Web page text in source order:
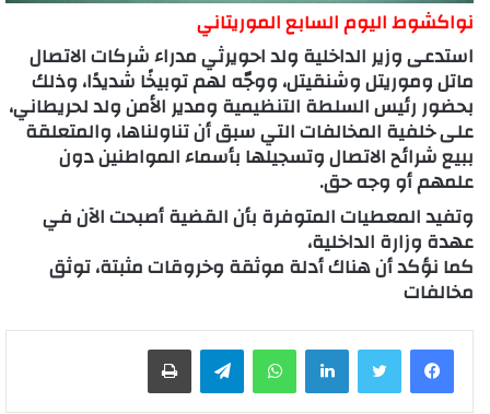
نواكشوط اليوم السابع الموريتاني
استدعى وزير الداخلية ولد احويرثي مدراء شركات الاتصال
ماتل وموريتل وشنقيتل، ووجّه لهم توبيخًا شديدًا، وذلك
بحضور رئيس السلطة التنظيمية ومدير الأمن ولد لحريطاني،
على خلفية المخالفات التي سبق أن تناولناها، والمتعلقة
ببيع شرائح الاتصال وتسجيلها بأسماء المواطنين دون
علمهم أو وجه حق.
وتفيد المعطيات المتوفرة بأن القضية أصبحت الآن في
عهدة وزارة الداخلية،
كما نؤكد أن هناك أدلة موثقة وخروقات مثبتة، توثق
مخالفات
لينكدإن واتساب